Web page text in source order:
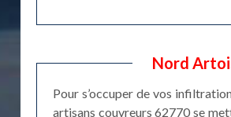
Nord
Pour s’occuper de vos
artisans couvreurs 62770 se